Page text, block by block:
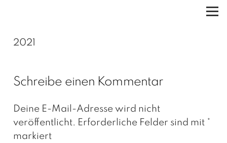
2021
Schreibe einen Kommentar
Deine E-Mail-Adresse wird nicht
veröffentlicht. Erforderliche Felder sind mit *
markiert